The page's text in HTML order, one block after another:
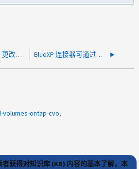
AWS 卷已从 GP3 更改为 SC1，分层显示为已禁用 BlueXP 连接器可通过本地 UI 访问，但不显示在 BlueXP 中
ontap-cvo
者获得对知识库 (KB) 内容的基本了解，本